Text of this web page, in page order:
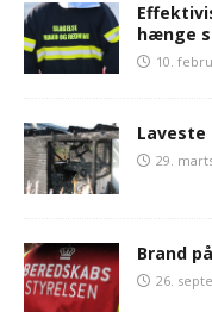
hænge
10.
Laveste
29.
Brand
26.